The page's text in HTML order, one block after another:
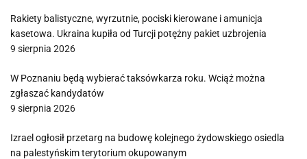
Rakiety balistyczne, wyrzutnie, pociski kierowane i amunicja
kasetowa. Ukraina kupiła od Turcji potężny pakiet uzbrojenia
9 sierpnia 2026
W Poznaniu będą wybierać taksówkarza roku. Wciąż można
zgłaszać kandydatów
9 sierpnia 2026
Izrael ogłosił przetarg na budowę kolejnego żydowskiego osiedla
na palestyńskim terytorium okupowanym